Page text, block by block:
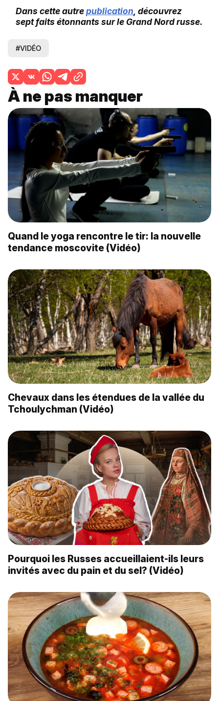
Dans cette autrepublication , découvrez
sept faits étonnants sur le Grand Nord russe.
#VIDÉO
À ne pas manquer
Quand le yoga rencontre le tir: la nouvelle
tendance moscovite (Vidéo)
Chevaux dans les étendues de la vallée du
Tchoulychman (Vidéo)
Pourquoi les Russes accueillaient-ils leurs
invités avec du pain et du sel? (Vidéo)